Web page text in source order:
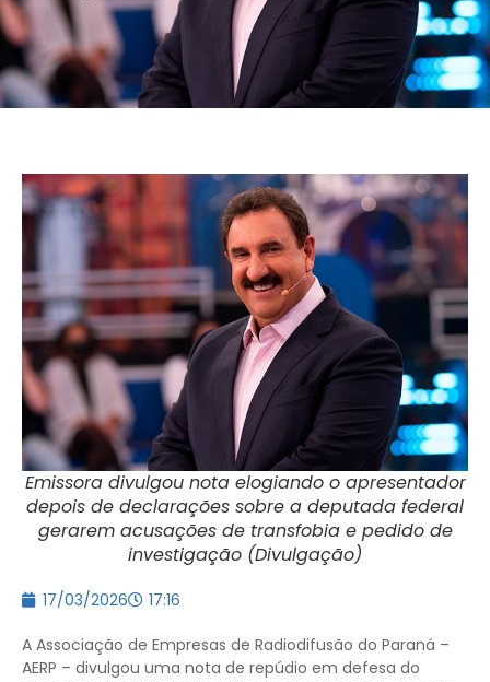
Emissora divulgou nota elogiando o apresentador
depois de declarações sobre a deputada federal
gerarem acusações de transfobia e pedido de
investigação (Divulgação)
17/03/2026 17:16
A Associação de Empresas de Radiodifusão do Paraná –
AERP – divulgou uma nota de repúdio em defesa do